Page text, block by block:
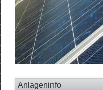
Anlageninfo